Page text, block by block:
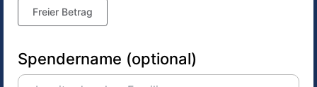
Freier Betrag
Spendername (optional)